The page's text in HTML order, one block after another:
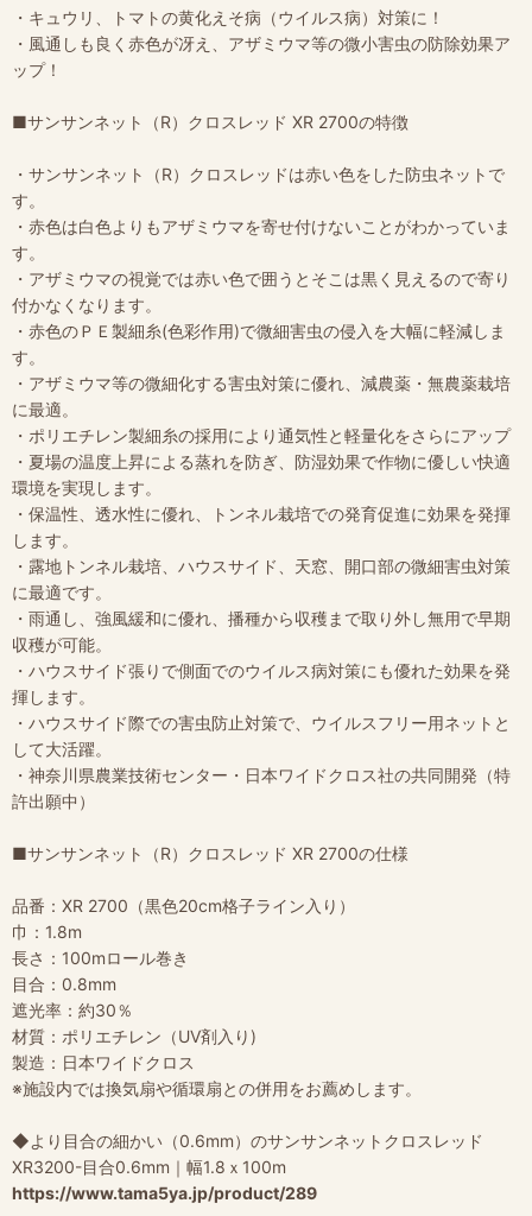
・キュウリ、トマトの黄化えそ病（ウイルス病）対策に！
・風通しも良く赤色が冴え、アザミウマ等の微小害虫の防除効果ア
ップ！
■サンサンネット（R）クロスレッド XR 2700の特徴
・サンサンネット（R）クロスレッドは赤い色をした防虫ネットで
す。
・赤色は白色よりもアザミウマを寄せ付けないことがわかっていま
す。
・アザミウマの視覚では赤い色で囲うとそこは黒く見えるので寄り
付かなくなります。
・赤色のＰＥ製細糸(色彩作用)で微細害虫の侵入を大幅に軽減しま
す。
・アザミウマ等の微細化する害虫対策に優れ、減農薬・無農薬栽培
に最適。
・ポリエチレン製細糸の採用により通気性と軽量化をさらにアップ
・夏場の温度上昇による蒸れを防ぎ、防湿効果で作物に優しい快適
環境を実現します。
・保温性、透水性に優れ、トンネル栽培での発育促進に効果を発揮
します。
・露地トンネル栽培、ハウスサイド、天窓、開口部の微細害虫対策
に最適です。
・雨通し、強風緩和に優れ、播種から収穫まで取り外し無用で早期
収穫が可能。
・ハウスサイド張りで側面でのウイルス病対策にも優れた効果を発
揮します。
・ハウスサイド際での害虫防止対策で、ウイルスフリー用ネットと
して大活躍。
・神奈川県農業技術センター・日本ワイドクロス社の共同開発（特
許出願中）
■サンサンネット（R）クロスレッド XR 2700の仕様
品番：XR 2700（黒色20cm格子ライン入り）
巾：1.8m
長さ：100mロール巻き
目合：0.8mm
遮光率：約30％
材質：ポリエチレン（UV剤入り)
製造：日本ワイドクロス
※施設内では換気扇や循環扇との併用をお薦めします。
◆より目合の細かい（0.6mm）のサンサンネットクロスレッド
XR3200-目合0.6mm｜幅1.8ｘ100m
https://www.tama5ya.jp/product/289